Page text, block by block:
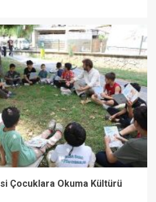
Çocuklara Okuma Kültürü